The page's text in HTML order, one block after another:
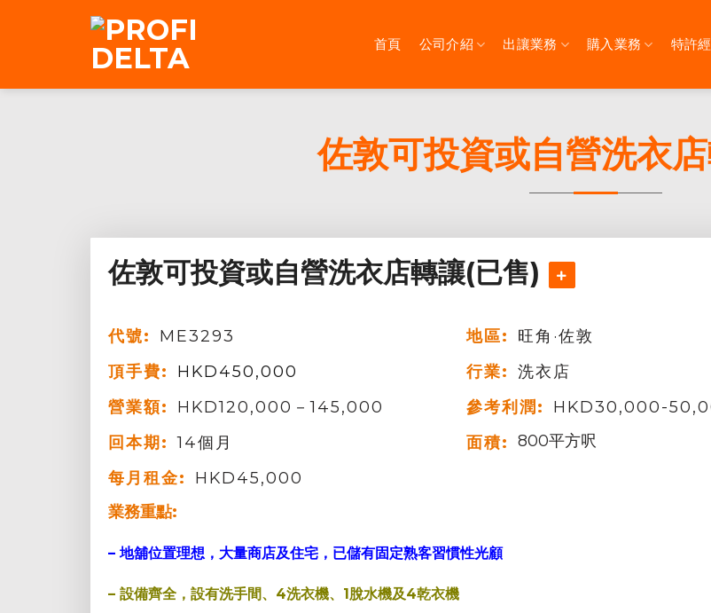
首頁 公司介紹 出讓業務 購入業務 特許
佐敦可投資或自營洗衣
佐敦可投資或自營洗衣店轉讓(已售)
代號: ME3293 地區:
旺角·佐敦
頂手費:
HKD450,000 行業: 洗衣店
營業額:
HKD120,000－145,000 參考利潤:
HKD30,000-
回本期: 14個月 面積: 800平方呎
每月租金:
HKD45,000
業務重點:
– 地舖位置理想，大量商店及住宅， 已儲有固定熟客習慣性光顧
– 設備齊全，設有洗手間、4洗衣機、1脫水機及4乾衣機